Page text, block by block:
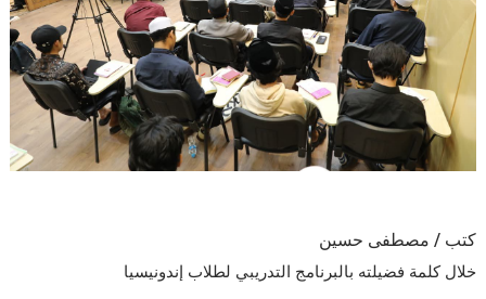
كتب / مصطفى حسين
خلال كلمة فضيلته بالبرنامج التدريبي لطلاب إندونيسيا